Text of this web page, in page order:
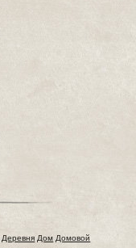
Деревня Дом Домовой